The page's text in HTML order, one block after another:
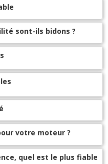
de radiateur. en
Tôle d'un côté et Alu de
dilatation......
se met en default à
Une honte, et
2 mois sans voiture
m’ ...Lire la suite >>
apparemment
sont-ils bidons ?
votre moteur ?
quel est le plus fiable